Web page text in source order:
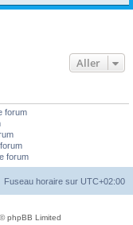
Aller
forum
forum
Fuseau horaire sur UTC+02:00
phpBB Limited